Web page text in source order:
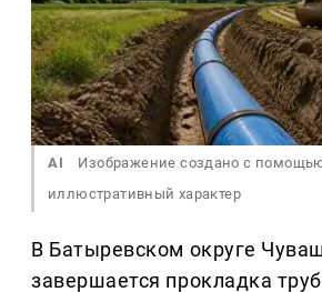
AI
Изображение создано с
иллюстративный характер
В Батыревском округе
завершается прокладка